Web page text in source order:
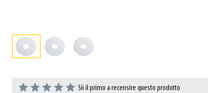
Sii il primo a recensire questo prodotto